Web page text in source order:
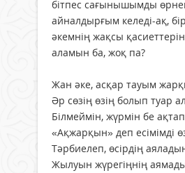
бітпес сағынышымды
айналдырғым келеді-ақ,
әкемнің жақсы
аламын ба, жоқ па?
Жан әке, асқар тауым
Әр сөзің өзің болып туар
Білмеймін, жүрмін бе ақтап
«Ақжарқын» деп есімімді
Тәрбиелеп, өсірдің
Жылуын жүрегіңнің